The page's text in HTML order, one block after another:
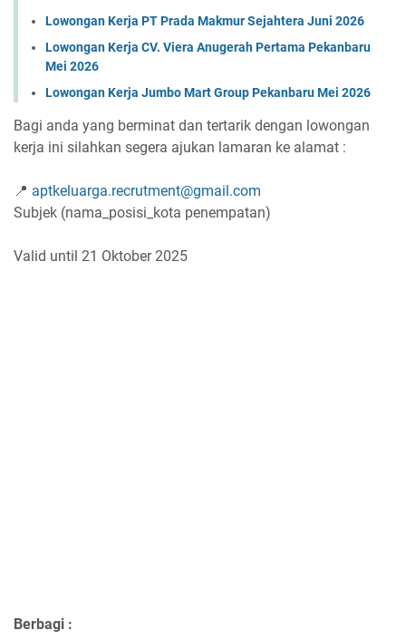
Lowongan Kerja PT Prada Makmur Sejahtera Juni 2026
Lowongan Kerja CV. Viera Anugerah Pertama Pekanbaru
Mei 2026
Lowongan Kerja Jumbo Mart Group Pekanbaru Mei 2026
Bagi anda yang berminat dan tertarik dengan lowongan
kerja ini silahkan segera ajukan lamaran ke alamat :
📍 aptkeluarga.recrutment@gmail.com
Subjek (nama_posisi_kota penempatan)
Valid until 21 Oktober 2025
Berbagi :